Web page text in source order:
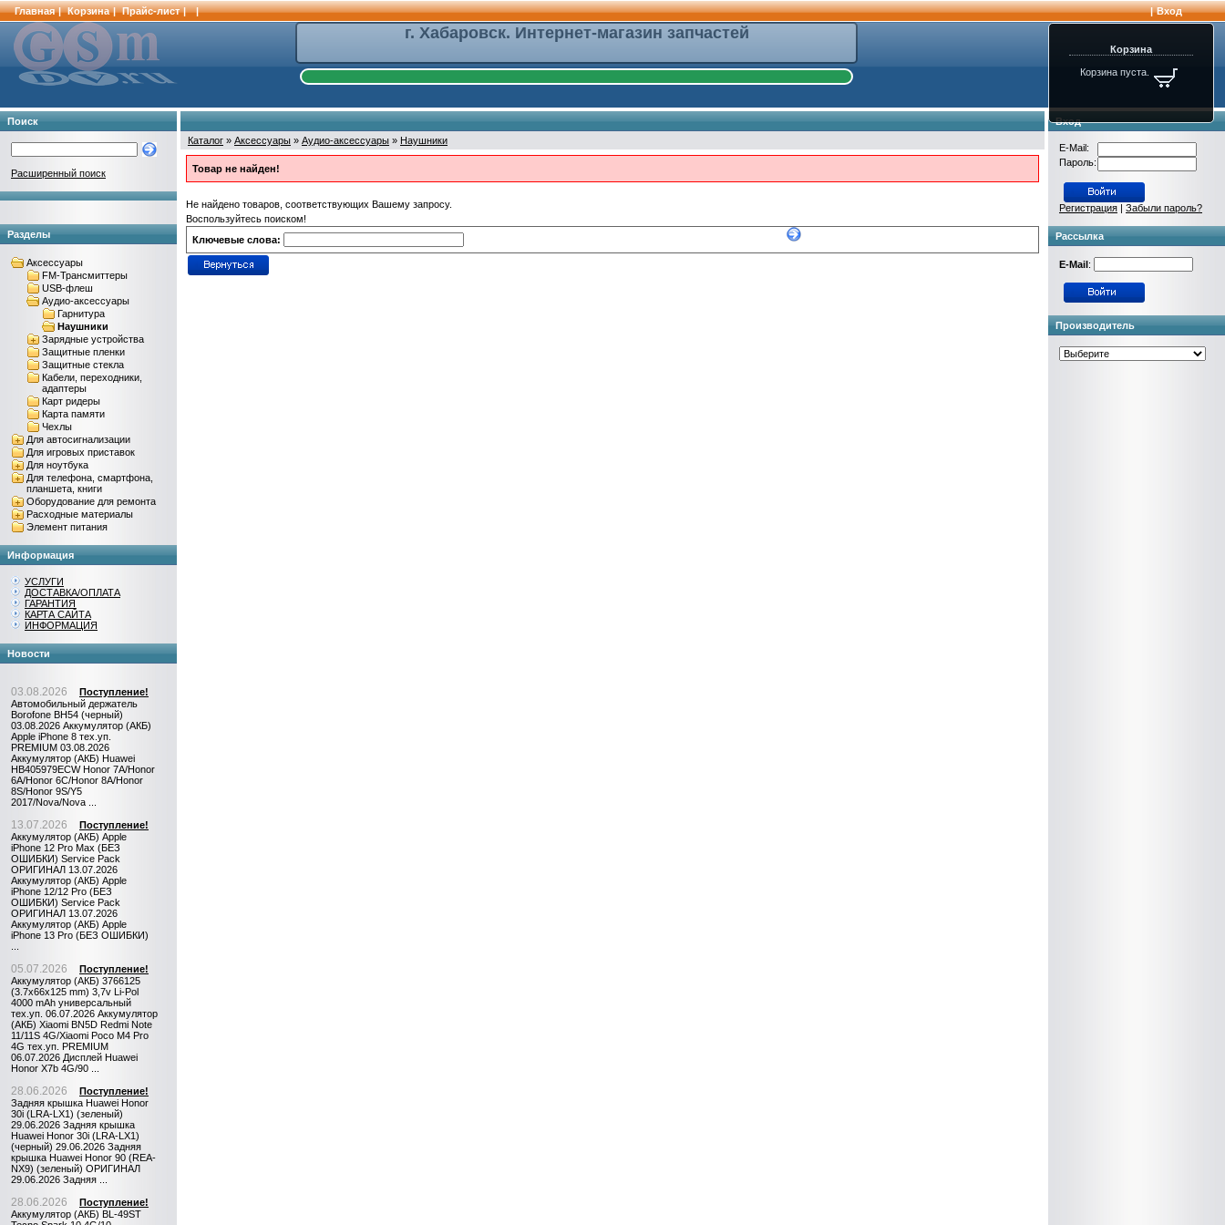
Главная | Корзина | Прайс-лист | | | Вход
г. Хабаровск. Интернет-магазин запчастей
Поиск
Расширенный поиск
Разделы
Аксессуары
FM-Трансмиттеры
USB-флеш
Аудио-аксессуары
Гарнитура
Наушники
Зарядные устройства
Защитные пленки
Защитные стекла
Кабели, переходники,
адаптеры
Карт ридеры
Карта памяти
Чехлы
Для автосигнализации
Для игровых приставок
Для ноутбука
Для телефона, смартфона,
планшета, книги
Оборудование для ремонта
Расходные материалы
Элемент питания
Информация
УСЛУГИ
ДОСТАВКА/ОПЛАТА
ГАРАНТИЯ
КАРТА САЙТА
ИНФОРМАЦИЯ
Новости
03.08.2026
Поступление!
Автомобильный держатель
Borofone BH54 (черный)
03.08.2026 Аккумулятор (АКБ)
Apple iPhone 8 тех.уп.
PREMIUM 03.08.2026
Аккумулятор (АКБ) Huawei
HB405979ECW Honor 7A/Honor
6A/Honor 6C/Honor 8A/Honor
8S/Honor 9S/Y5
2017/Nova/Nova ...
13.07.2026
Поступление!
Аккумулятор (АКБ) Apple
iPhone 12 Pro Max (БЕЗ
ОШИБКИ) Service Pack
ОРИГИНАЛ 13.07.2026
Аккумулятор (АКБ) Apple
iPhone 12/12 Pro (БЕЗ
ОШИБКИ) Service Pack
ОРИГИНАЛ 13.07.2026
Аккумулятор (АКБ) Apple
iPhone 13 Pro (БЕЗ ОШИБКИ)
05.07.2026
Поступление!
Аккумулятор (АКБ) 3766125
(3.7x66x125 mm) 3,7v Li-Pol
4000 mAh универсальный
тех.уп. 06.07.2026 Аккумулятор
(АКБ) Xiaomi BN5D Redmi Note
11/11S 4G/Xiaomi Poco M4 Pro
4G тех.уп. PREMIUM
06.07.2026 Дисплей Huawei
Honor X7b 4G/90 ...
28.06.2026
Поступление!
Задняя крышка Huawei Honor
30i (LRA-LX1) (зеленый)
29.06.2026 Задняя крышка
Huawei Honor 30i (LRA-LX1)
(черный) 29.06.2026 Задняя
крышка Huawei Honor 90 (REA-
NX9) (зеленый) ОРИГИНАЛ
29.06.2026 Задняя ...
28.06.2026
Поступление!
Аккумулятор (АКБ) BL-49ST
Каталог » Аксессуары » Аудио-аксессуары » Наушники
Товар не найден!
Не найдено товаров, соответствующих Вашему запросу.
Воспользуйтесь поиском!
Ключевые слова:
Корзина
Корзина пуста.
Вход
E-Mail:
Пароль:
Регистрация | Забыли пароль?
Рассылка
E-Mail:
Производитель